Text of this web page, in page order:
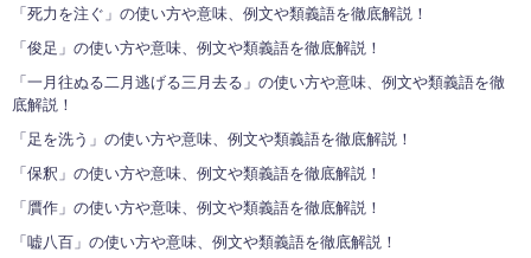
「死力を注ぐ」の使い方や意味、例文や類義語を徹底解説！
「俊足」の使い方や意味、例文や類義語を徹底解説！
「一月往ぬる二月逃げる三月去る」の使い方や意味、例文や類義語を徹
底解説！
「足を洗う」の使い方や意味、例文や類義語を徹底解説！
「保釈」の使い方や意味、例文や類義語を徹底解説！
「贋作」の使い方や意味、例文や類義語を徹底解説！
「嘘八百」の使い方や意味、例文や類義語を徹底解説！